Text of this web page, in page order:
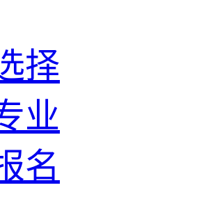
择
业
名